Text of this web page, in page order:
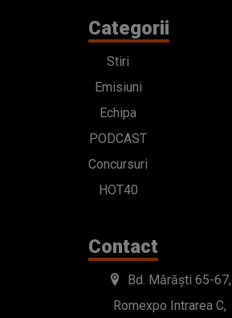
Categorii
Stiri
Emisiuni
Echipa
PODCAST
Concursuri
HOT40
Contact
Bd. Mărăști 65-67,
Romexpo Intrarea C,